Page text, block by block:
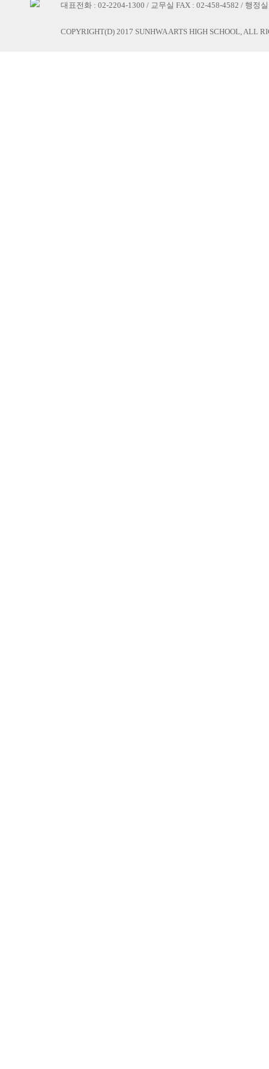
대표전화 : 02-2204-1300 / 교무실 FAX : 02-458-4582 / 행정
COPYRIGHT(D) 2017 SUNHWA ARTS HIGH SCHOOL, ALL